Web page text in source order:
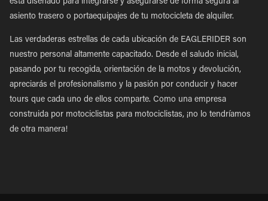
está diseñado para integrarse y asegurarse de forma segura al
asiento trasero o portaequipajes de tu motocicleta de alquiler.
Las verdaderas estrellas de cada ubicación de EAGLERIDER son
nuestro personal altamente capacitado. Desde el saludo inicial,
pasando por tu recogida, orientación de la motos y devolución,
apreciarás el profesionalismo y la pasión por conducir y hacer
tours que cada uno de ellos comparte. Como una empresa
construida por motociclistas para motociclistas, ¡no lo tendríamos
de otra manera!